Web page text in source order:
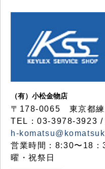
（有）小松金物店
〒178-0065 東京都練
TEL：03-3978-3923
h-
営業時間：8:30〜18：
曜・祝祭日